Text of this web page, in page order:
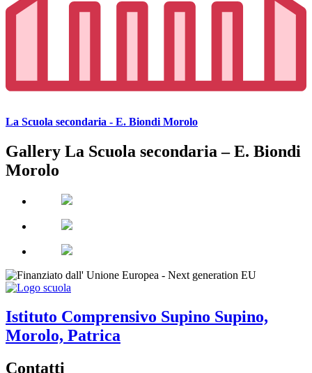
La Scuola secondaria - E. Biondi Morolo
Gallery La Scuola secondaria – E. Biondi
Morolo
Istituto Comprensivo Supino Supino,
Morolo, Patrica
Contatti